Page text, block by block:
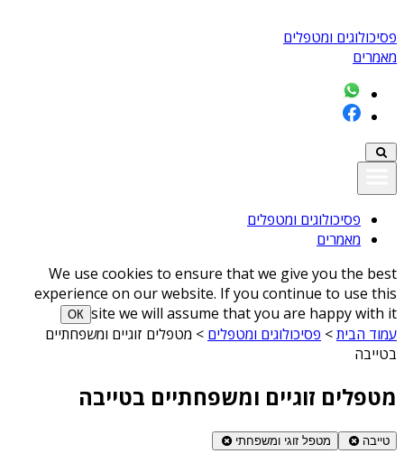
פסיכולוגים ומטפלים
מאמרים
פסיכולוגים ומטפלים
מאמרים
We use cookies to ensure that we give you the best
experience on our website. If you continue to use this
site we will assume that you are happy with it
ОК
עמוד הבית> פסיכולוגים ומטפלים > מטפלים זוגיים ומשפחתיים
בטייבה
מטפלים זוגיים ומשפחתיים בטייבה
טייבה מטפל זוגי ומשפחתי